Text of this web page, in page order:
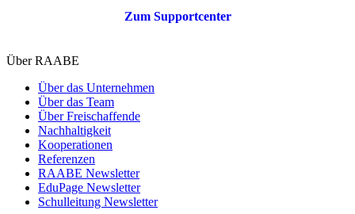
Zum Supportcenter
Über RAABE
Über das Unternehmen
Über das Team
Über Freischaffende
Nachhaltigkeit
Kooperationen
Referenzen
RAABE Newsletter
EduPage Newsletter
Schulleitung Newsletter